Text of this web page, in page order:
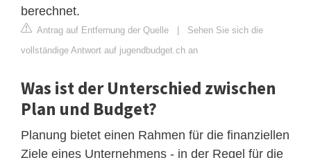
berechnet.
Antrag auf Entfernung der Quelle | Sehen Sie sich die
vollständige Antwort auf jugendbudget.ch an
Was ist der Unterschied zwischen
Plan und Budget?
Planung bietet einen Rahmen für die finanziellen
Ziele eines Unternehmens - in der Regel für die